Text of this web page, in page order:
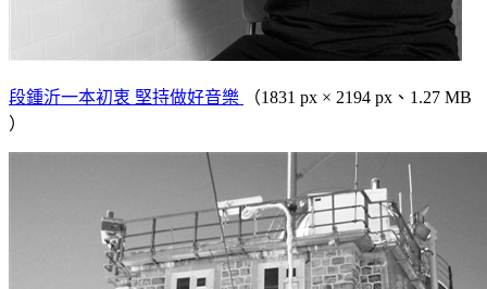
段鍾沂一本初衷 堅持做好音樂
（1831 px × 2194 px、1.27 MB
）